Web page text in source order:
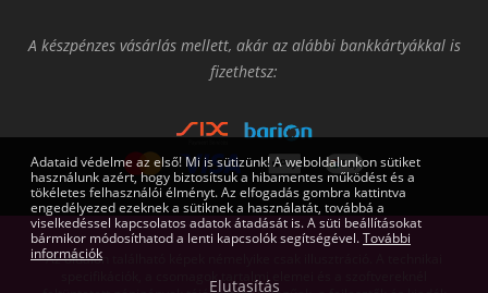
A készpénzes vásárlás mellett, akár az alábbi bankkártyákkal is
fizethetsz:
Az oldalon található képek némelyike csak illusztráció. A technikai
specifikációk, a csomagok tartalmi elemei és a szoftvereknél
Adataid védelme az első! Mi is sütizünk! A weboldalunkon sütiket
használunk azért, hogy biztosítsuk a hibamentes működést és a
tökéletes felhasználói élményt. Az elfogadás gombra kattintva
engedélyezed ezeknek a sütiknek a használatát, továbbá a
viselkedéssel kapcsolatos adatok átadását is. A süti beállításokat
bármikor módosíthatod a lenti kapcsolók segítségével.További
információk
Elutasítás